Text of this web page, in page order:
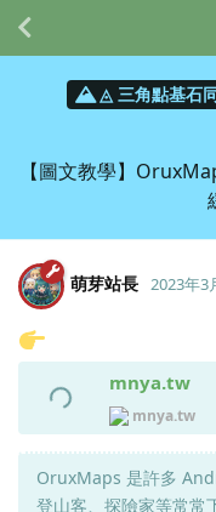
◬ 三角點基石
【圖文教學】
萌芽站長 2023年3
mnya.tw
mnya.tw
OruxMaps 是許多
登山客、探險家等常常